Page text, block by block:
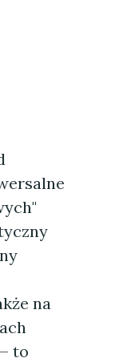
na
to